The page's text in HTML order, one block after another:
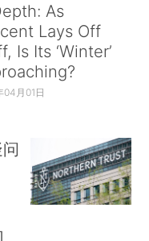
As
Lays Off
Is Its ‘Winter’
04月01日